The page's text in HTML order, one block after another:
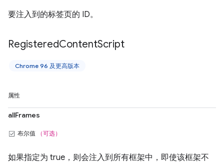
要注入到的标签页的 ID。
RegisteredContentScript
Chrome 96 及更高版本
属性
allFrames
布尔值 （可选）
如果指定为 true，则会注入到所有框架中，即使该框架不